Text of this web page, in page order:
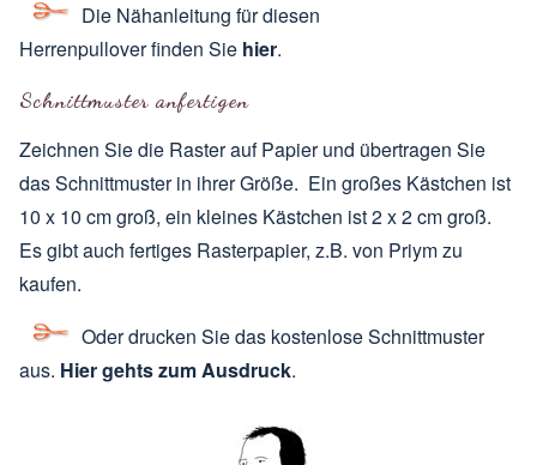
Die Nähanleitung für diesen
Herrenpullover finden Sie hier.
Schnittmuster anfertigen
Zeichnen Sie die Raster auf Papier und übertragen Sie
das Schnittmuster in ihrer Größe. Ein großes Kästchen ist
10 x 10 cm groß, ein kleines Kästchen ist 2 x 2 cm groß.
Es gibt auch fertiges Rasterpapier, z.B. von Priym zu
kaufen.
Oder drucken Sie das kostenlose Schnittmuster
aus. Hier gehts zum Ausdruck.